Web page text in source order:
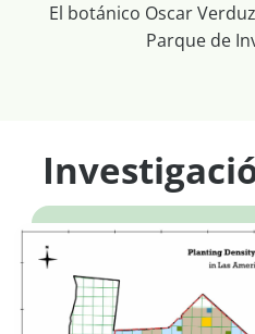
El botánico Oscar
Parque de